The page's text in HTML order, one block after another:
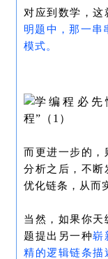
对应到数学，这
明题中，那一串
模式。
而更进一步的，
分析之后，不断
优化链条，从而
当然，如果你天
题提出另一种崭
精的逻辑链条描